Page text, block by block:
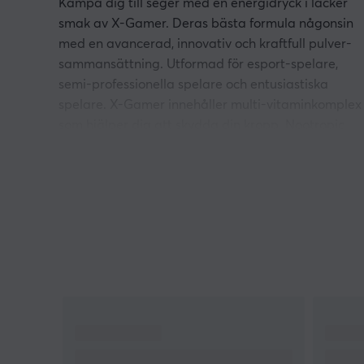
Kämpa dig till seger med en energidryck i läcker
smak av X-Gamer. Deras bästa formula någonsin
med en avancerad, innovativ och kraftfull pulver-
sammansättning. Utformad för esport-spelare,
semi-professionella spelare och entusiastiska